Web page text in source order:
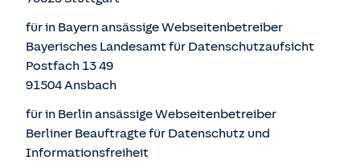
für in Bayern ansässige Webseitenbetreiber
Bayerisches Landesamt für Datenschutzaufsicht
Postfach 13 49
91504 Ansbach
für in Berlin ansässige Webseitenbetreiber
Berliner Beauftragte für Datenschutz und
Informationsfreiheit